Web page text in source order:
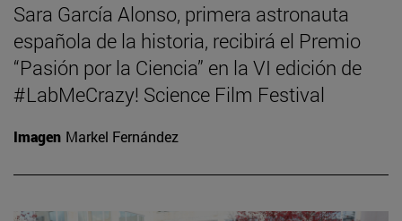
Sara García Alonso, primera astronauta
española de la historia, recibirá el Premio
“Pasión por la Ciencia” en la VI edición de
#LabMeCrazy! Science Film Festival
Imagen Markel Fernández